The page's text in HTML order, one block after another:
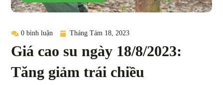
0 bình luận Tháng Tám 18, 2023
Giá cao su ngày 18/8/2023:
Tăng giảm trái chiều